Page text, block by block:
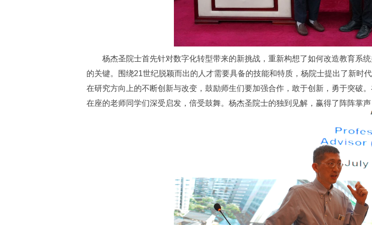
杨杰圣院士首先针对数字化转型带来的新挑战，重新构想了如何改造教育系
的关键。围绕21世纪脱颖而出的人才需要具备的技能和特质，杨院士提出了新时
在研究方向上的不断创新与改变，鼓励师生们要加强合作，敢于创新，勇于突破
在座的老师同学们深受启发，倍受鼓舞。杨杰圣院士的独到见解，赢得了阵阵掌声